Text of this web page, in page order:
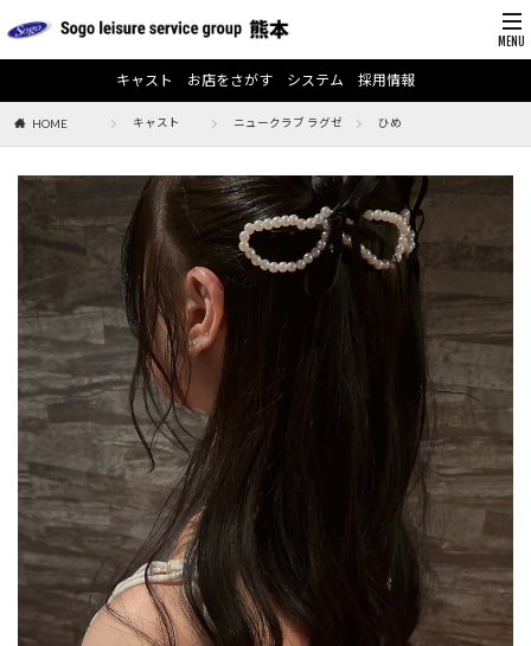
キャスト お店をさがす システム 採用情報
HOME キャスト ニュークラブ ラグゼ ひめ